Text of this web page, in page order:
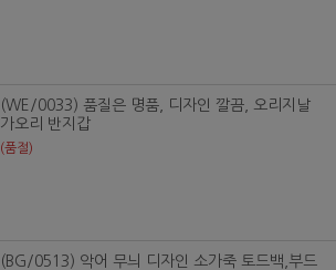
(WE/0033) 품질은 명품, 디자인 깔끔, 오리지날
가오리 반지갑
(품절)
(BG/0513) 악어 무늬 디자인 소가죽 토드백,부드